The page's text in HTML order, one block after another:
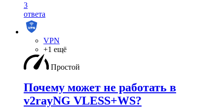
3
ответа
VPN
+1 ещё
Простой
Почему может не работать в
v2rayNG VLESS+WS?